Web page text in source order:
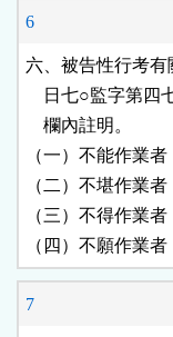
6
六、被告性行考
日七○監字第
    欄內註明。
（一）不能作業
（二）不堪作業
（三）不得作業
（四）不願作業
7